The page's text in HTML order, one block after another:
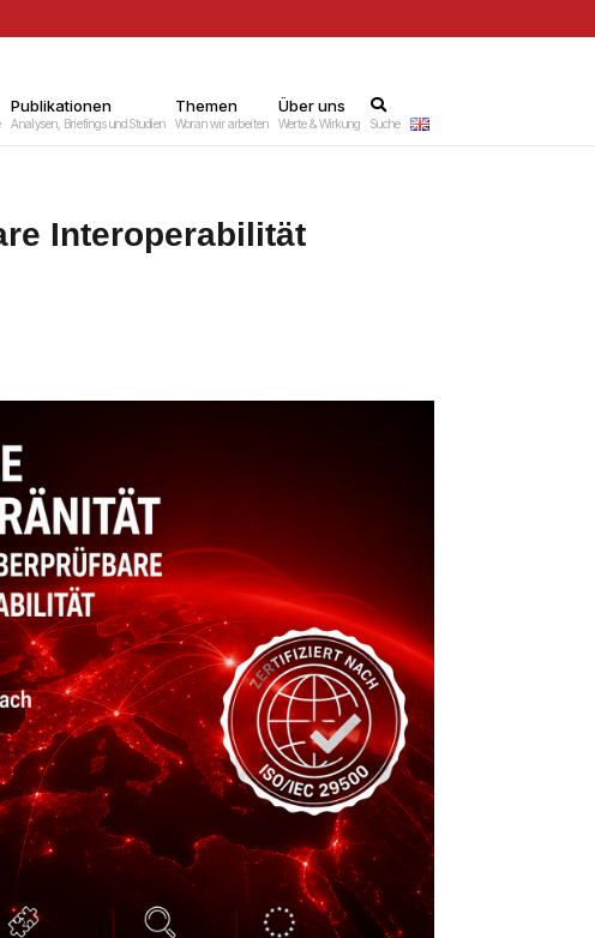
Publikationen–
Analysen, Briefings und Studien
Themen–
Woran wir arbeiten
Über uns
Werte & Wirkung Suche
Interoperabilität